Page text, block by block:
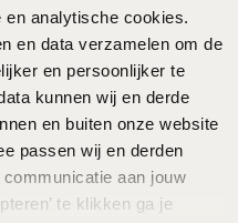
en analytische cookies.
en data verzamelen om de
en persoonlijker te
kunnen wij en derde
en buiten onze website
passen wij en derden
aan jouw
te klikken ga je